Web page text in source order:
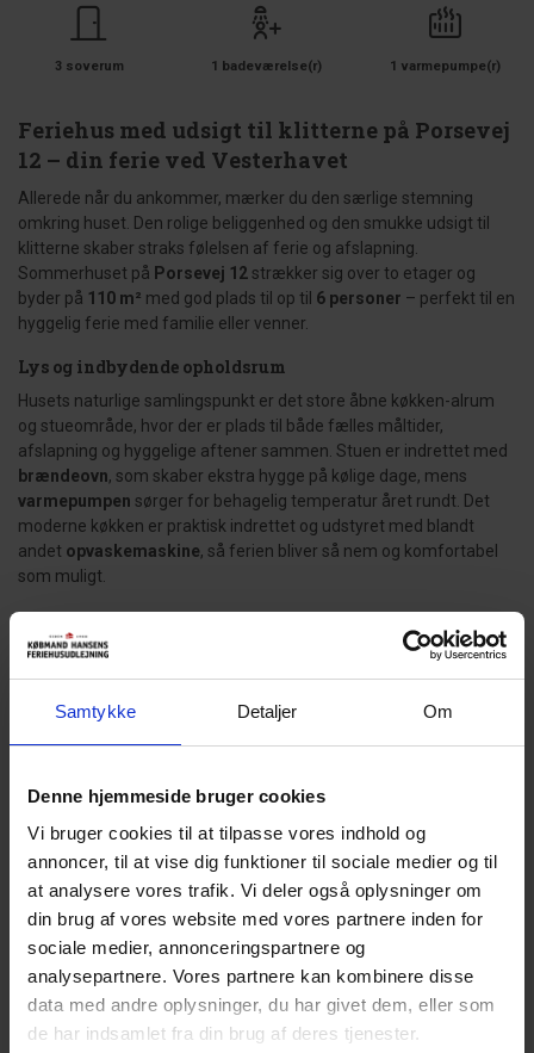
Samtykke Detaljer Om
Denne hjemmeside bruger cookies
Vi bruger cookies til at tilpasse vores indhold og
annoncer, til at vise dig funktioner til sociale medier og til
at analysere vores trafik. Vi deler også oplysninger om
din brug af vores website med vores partnere inden for
sociale medier, annonceringspartnere og
analysepartnere. Vores partnere kan kombinere disse
data med andre oplysninger, du har givet dem, eller som
de har indsamlet fra din brug af deres tjenester.
3 soverum 1 badeværelse(r) 1 varmepumpe(r)
Feriehus med udsigt til klitterne på Porsevej
12 – din ferie ved Vesterhavet
Allerede når du ankommer, mærker du den særlige stemning
omkring huset. Den rolige beliggenhed og den smukke udsigt til
klitterne skaber straks følelsen af ferie og afslapning.
Sommerhuset på Porsevej 12 strækker sig over to etager og
byder på 110 m² med god plads til op til 6 personer – perfekt til en
hyggelig ferie med familie eller venner.
Lys og indbydende opholdsrum
Husets naturlige samlingspunkt er det store åbne køkken-alrum
og stueområde, hvor der er plads til både fælles måltider,
afslapning og hyggelige aftener sammen. Stuen er indrettet med
brændeovn, som skaber ekstra hygge på kølige dage, mens
varmepumpen sørger for behagelig temperatur året rundt. Det
moderne køkken er praktisk indrettet og udstyret med blandt
andet opvaskemaskine, så ferien bliver så nem og komfortabel
som muligt.
3 soveværelser og sauna
Sommerhuset har 3 soveværelser fordelt på to etager. To
værelser ligger på førstesalen, mens det tredje findes i stueplan,
hvilket giver en god fordeling og mulighed for privatliv.
Sovepladser: 2 dobbeltsenge (2 x 90 x 200 cm) 1 dobbeltseng (140
Badeværelset er udstyret medgulvvarme og egen sauna
perfekte sted at slappe af efter en dag ved Vesterhavet.
Derudover findes bådevaskemaskine ogtørretumbler, hvilket
gør huset velegnet til både længere ophold og ferie med børn.
Terrasse, garage og skøn beliggenhed
Udendørs finder du en hyggelig terrasse, hvor du kan nyde den
friske havluft og rolige omgivelser. Huset har også et praktisk
depotrum samt garage med god plads til cykler, barnevogn og